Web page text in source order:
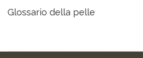
Glossario della pelle